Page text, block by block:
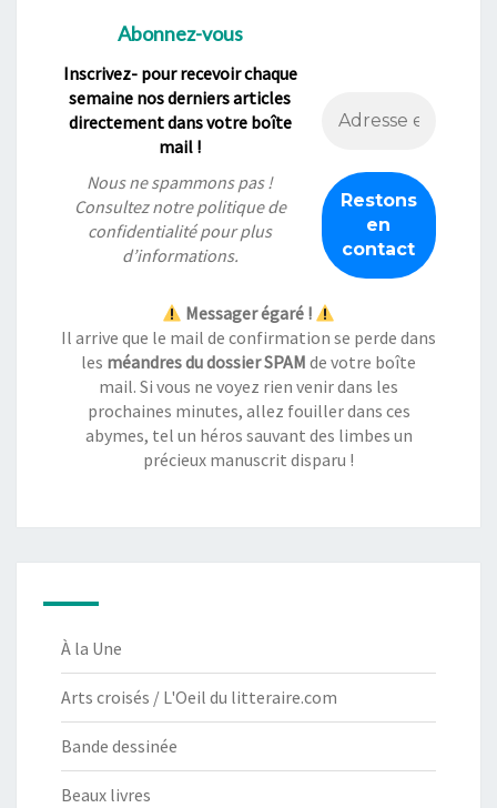
Abonnez-vous
Inscrivez- pour recevoir chaque
semaine nos derniers articles
directement dans votre boîte
mail !
Nous ne spammons pas !
Consultez notrepolitique de
confidentialitépour plus
d’informations.
Messager égaré !
Il arrive que le mail de confirmation se perde dans
les méandres du dossier SPAM de votre boîte
mail. Si vous ne voyez rien venir dans les
prochaines minutes, allez fouiller dans ces
abymes, tel un héros sauvant des limbes un
précieux manuscrit disparu !
À la Une
Arts croisés / L'Oeil du litteraire.com
Bande dessinée
Beaux livres